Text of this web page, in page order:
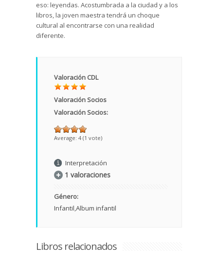
eso: leyendas. Acostumbrada a la ciudad y a los
libros, la joven maestra tendrá un choque
cultural al encontrarse con una realidad
diferente.
Valoración CDL
Valoración Socios
Valoración Socios:
Average: 4 (1 vote)
Interpretación
1 valoraciones
Género:
Infantil Album infantil
Libros relacionados